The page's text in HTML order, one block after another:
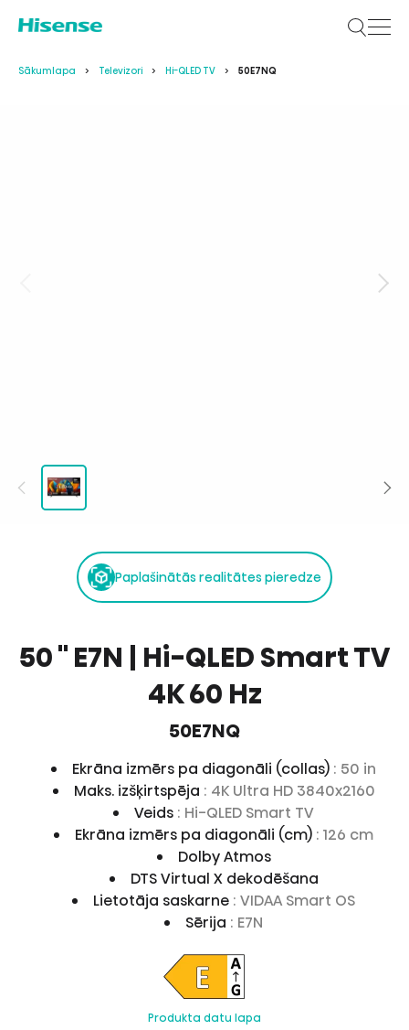
Sākumlapa Televizori Hi-QLED TV 50E7NQ
Paplašinātās realitātes pieredze
50 '' E7N | Hi-QLED Smart TV
4K 60 Hz
50E7NQ
Ekrāna izmērs pa diagonāli (collas) : 50 in
Maks. izšķirtspēja : 4K Ultra HD 3840x2160
Veids : Hi-QLED Smart TV
Ekrāna izmērs pa diagonāli (cm) : 126 cm
Dolby Atmos
DTS Virtual X dekodēšana
Lietotāja saskarne : VIDAA Smart OS
Sērija : E7N
Produkta datu lapa